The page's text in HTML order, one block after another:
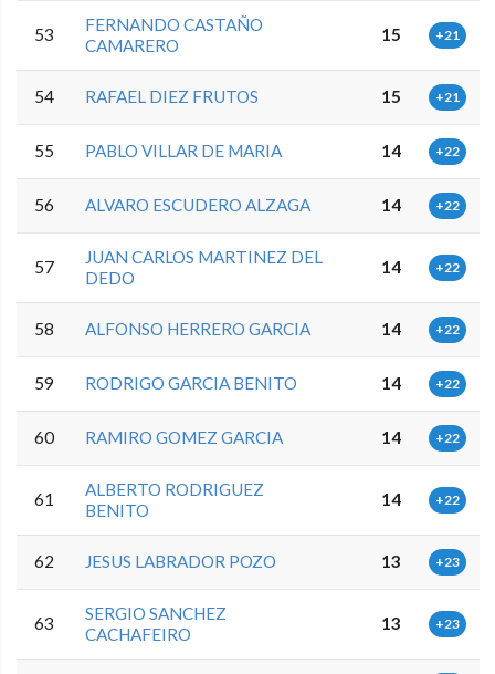
53
FERNANDO CASTAÑO
CAMARERO
15 +21
54 RAFAEL DIEZ FRUTOS 15 +21
55 PABLO VILLAR DE MARIA 14 +22
56 ALVARO ESCUDERO ALZAGA 14 +22
57
JUAN CARLOS MARTINEZ DEL
DEDO
14 +22
58 ALFONSO HERRERO GARCIA 14 +22
59 RODRIGO GARCIA BENITO 14 +22
60 RAMIRO GOMEZ GARCIA 14 +22
61
ALBERTO RODRIGUEZ
BENITO
14 +22
62 JESUS LABRADOR POZO 13 +23
63
SERGIO SANCHEZ
CACHAFEIRO
13 +23